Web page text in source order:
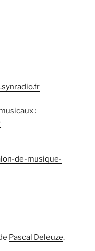
:
de-musique-
Pascal Deleuze.